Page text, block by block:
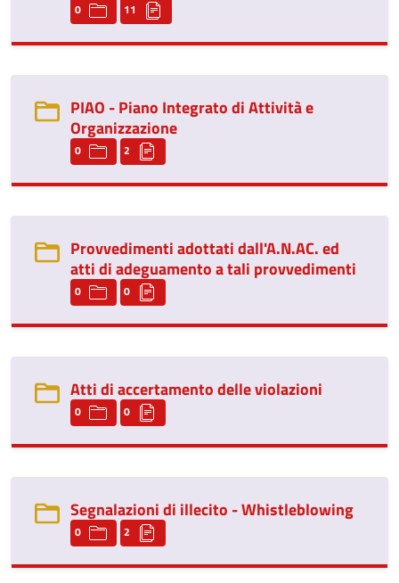
0 11
PIAO - Piano Integrato di Attività e
Organizzazione
0 2
Provvedimenti adottati dall'A.N.AC. ed
atti di adeguamento a tali provvedimenti
0 0
Atti di accertamento delle violazioni
0 0
Segnalazioni di illecito - Whistleblowing
0 2